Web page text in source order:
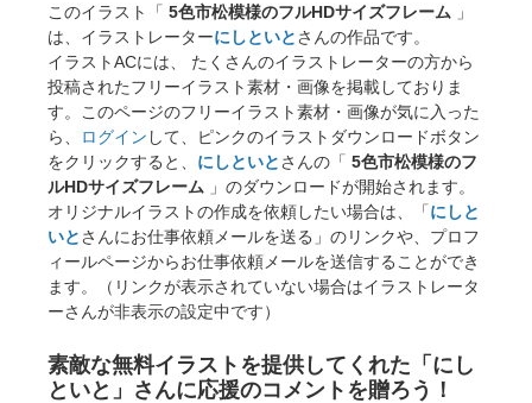
このイラスト「 5色市松模様のフルHDサイズフレーム 」
は、イラストレーターにしといとさんの作品です。
イラストACには、 たくさんのイラストレーターの方から
投稿されたフリーイラスト素材・画像を掲載しておりま
す。このページのフリーイラスト素材・画像が気に入った
ら、
ログイン して、ピンクのイラストダウンロードボタン
をクリックすると、 にしといとさんの「 5色市松模様のフ
ルHDサイズフレーム 」のダウンロードが開始されます。
オリジナルイラストの作成を依頼したい場合は、「にしと
いとさんにお仕事依頼メールを送る」のリンクや、プロフ
ィールページからお仕事依頼メールを送信することができ
ます。（リンクが表示されていない場合はイラストレータ
ーさんが非表示の設定中です）
素敵な無料イラストを提供してくれた「にし
といと」さんに応援のコメントを贈ろう！